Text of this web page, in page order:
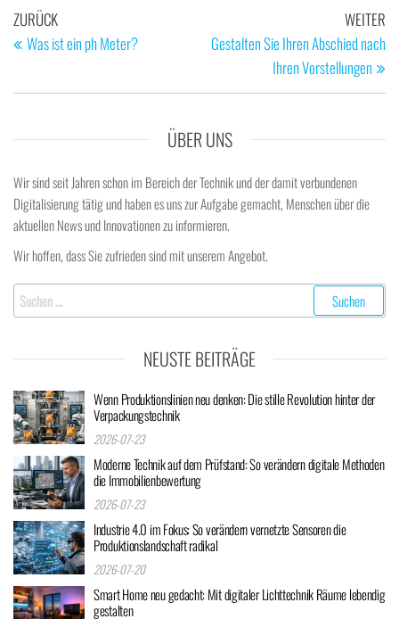
Beitragsnavigation
Vorheriger
Beitrag
ZURÜCK
Was ist ein ph Meter?
WEITER
Gestalten Sie Ihren Abschied nach
Ihren Vorstellungen
ÜBER UNS
Wir sind seit Jahren schon im Bereich der Technik und der damit verbundenen
Digitalisierung tätig und haben es uns zur Aufgabe gemacht, Menschen über die
aktuellen News und Innovationen zu informieren.
Wir hoffen, dass Sie zufrieden sind mit unserem Angebot.
Suchen
nach:
NEUSTE BEITRÄGE
Wenn Produktionslinien neu denken: Die stille Revolution hinter der
Verpackungstechnik
2026-07-23
Moderne Technik auf dem Prüfstand: So verändern digitale Methoden
die Immobilienbewertung
2026-07-23
Industrie 4.0 im Fokus: So verändern vernetzte Sensoren die
Produktionslandschaft radikal
2026-07-20
Smart Home neu gedacht: Mit digitaler Lichttechnik Räume lebendig
gestalten